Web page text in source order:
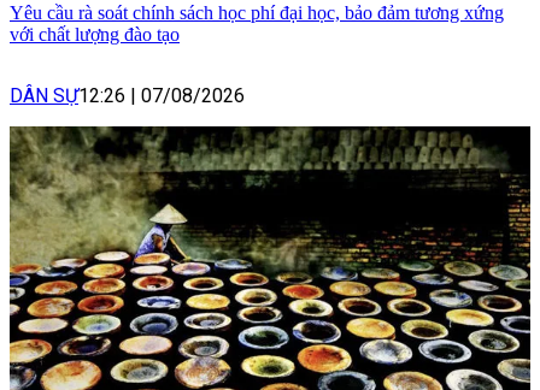
Yêu cầu rà soát chính sách học phí đại học, bảo đảm tương xứng
với chất lượng đào tạo
DÂN SỰ12:26 | 07/08/2026